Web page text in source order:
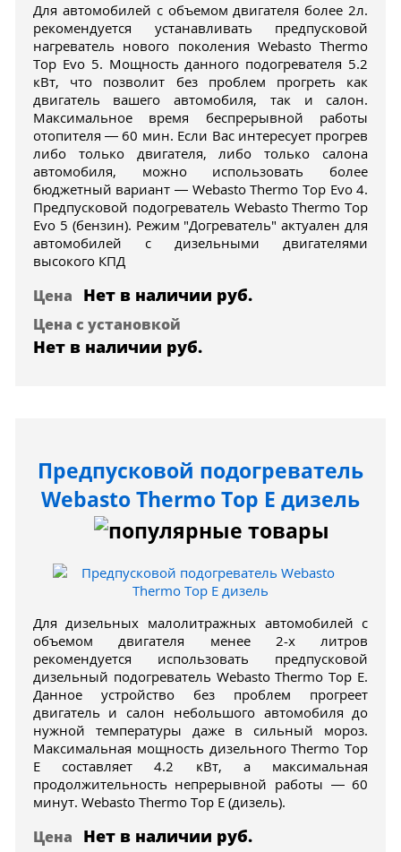
Для автомобилей с объемом двигателя более 2л.
рекомендуется устанавливать предпусковой
нагреватель нового поколения Webasto Thermo
Top Evo 5. Мощность данного подогревателя 5.2
кВт, что позволит без проблем прогреть как
двигатель вашего автомобиля, так и салон.
Максимальное время беспрерывной работы
отопителя — 60 мин. Если Вас интересует прогрев
либо только двигателя, либо только салона
автомобиля, можно использовать более
бюджетный вариант — Webasto Thermo Top Evo 4.
Предпусковой подогреватель Webasto Thermo Top
Evo 5 (бензин). Режим "Догреватель" актуален для
автомобилей с дизельными двигателями
высокого КПД
Цена Нет в наличии руб.
Цена с установкой
Нет в наличии руб.
Предпусковой подогреватель
Webasto Thermo Top E дизель
Для дизельных малолитражных автомобилей с
объемом двигателя менее 2-х литров
рекомендуется использовать предпусковой
дизельный подогреватель Webasto Thermo Top E.
Данное устройство без проблем прогреет
двигатель и салон небольшого автомобиля до
нужной температуры даже в сильный мороз.
Максимальная мощность дизельного Thermo Top
E составляет 4.2 кВт, а максимальная
продолжительность непрерывной работы — 60
минут. Webasto Thermo Top E (дизель).
Цена Нет в наличии руб.